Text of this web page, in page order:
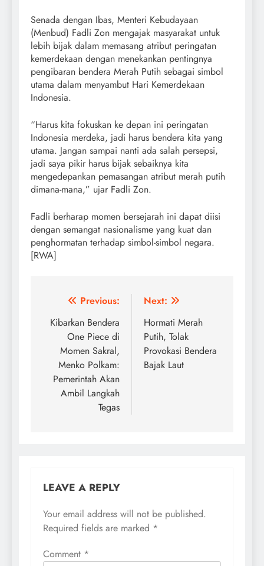
Senada dengan Ibas, Menteri Kebudayaan
(Menbud) Fadli Zon mengajak masyarakat untuk
lebih bijak dalam memasang atribut peringatan
kemerdekaan dengan menekankan pentingnya
pengibaran bendera Merah Putih sebagai simbol
utama dalam menyambut Hari Kemerdekaan
Indonesia.
“Harus kita fokuskan ke depan ini peringatan
Indonesia merdeka, jadi harus bendera kita yang
utama. Jangan sampai nanti ada salah persepsi,
jadi saya pikir harus bijak sebaiknya kita
mengedepankan pemasangan atribut merah putih
dimana-mana,” ujar Fadli Zon.
Fadli berharap momen bersejarah ini dapat diisi
dengan semangat nasionalisme yang kuat dan
penghormatan terhadap simbol-simbol negara.
[RWA]
Post
navigation
Previous:
Kibarkan Bendera
One Piece di
Momen Sakral,
Menko Polkam:
Pemerintah Akan
Ambil Langkah
Tegas
Next:
Hormati Merah
Putih, Tolak
Provokasi Bendera
Bajak Laut
LEAVE A REPLY
Your email address will not be published.
Required fields are marked *
Comment *